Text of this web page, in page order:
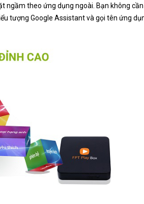
ngầm theo ứng dụng ngoài. Bạn không
tượng Google Assistant và gọi tên ứng